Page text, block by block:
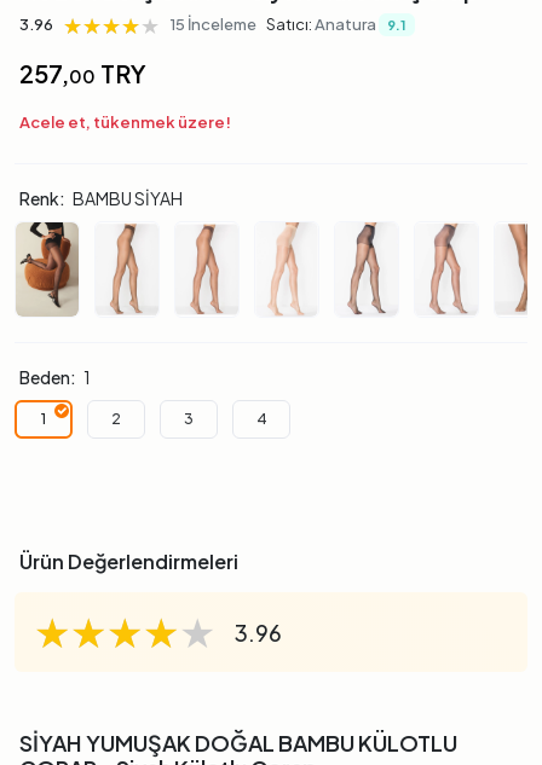
3.96 ★★★★★
★★★★★
★★★★★ 15 İnceleme Satıcı:Anatura 9.1
257,00 TRY
Acele et, tükenmek üzere!
Renk: BAMBU SİYAH
Beden: 1
1 2 3 4
Ürün Değerlendirmeleri
★★★★★
★★★★★
★★★★★ 3.96
SİYAH YUMUŞAK DOĞAL BAMBU KÜLOTLU